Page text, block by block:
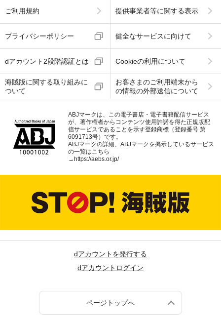
ご利用規約 提供事業者等に関する表示
プライバシーポリシー 健全なサービスに向けて
dアカウント2段階認証とは Cookieの利用について
海賊版に関する取り組みに
ついて
お客さまのご利用端末から
の情報の外部送信について
ABJマークは、この電子書店・電子書籍配信サービス
が、著作権者からコンテンツ使用許諾を得た正規版配
信サービスであることを示す登録商標（登録番号 第
6091713号）です。
ABJマークの詳細、ABJマークを掲示しているサービス
の一覧はこちら
→ https://aebs.or.jp/
dアカウントを発行する
dアカウントログイン
ページトップへ